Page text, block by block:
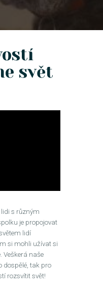
svět
lidi s různým
je propojovat
lidí
si mohli užívat si
Veškerá naše
dospělé, tak pro
rozsvítit svět!